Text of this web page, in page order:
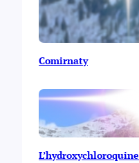
Comirnaty
L’hydroxychloroquine